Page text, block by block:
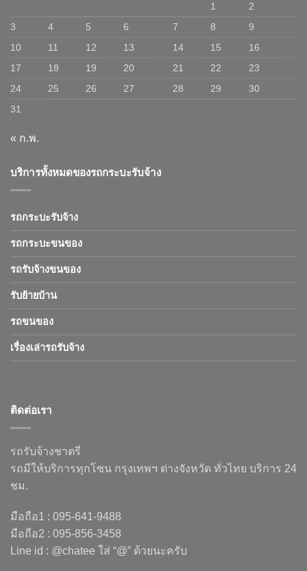
1
2
3
4 5 6 7 8
9
10
11 12 13 14 15
16
17
18 19 20 21 22
23
24
25 26 27 28 29
30
31
« ก.พ.
บริการทั้งหมดของรถกระบะรับจ้าง
รถกระบะรับจ้าง
รถกระบะขนของ
รถรับจ้างขนของ
รับย้ายบ้าน
รถขนของ
เรื่องเล่ารถรับจ้าง
ติดต่อเรา
รถรับจ้างชาตรี
รถมีให้บริการทุกโซน กรุงเทพฯ ต่างจังหวัด ทั่วไทย บริการ 24
ชม.
มือถือ1 : 095-641-9488
มือถือ2 : 095-856-3458
Line id : @chatee ใส่ “@” ด้วยนะครับ